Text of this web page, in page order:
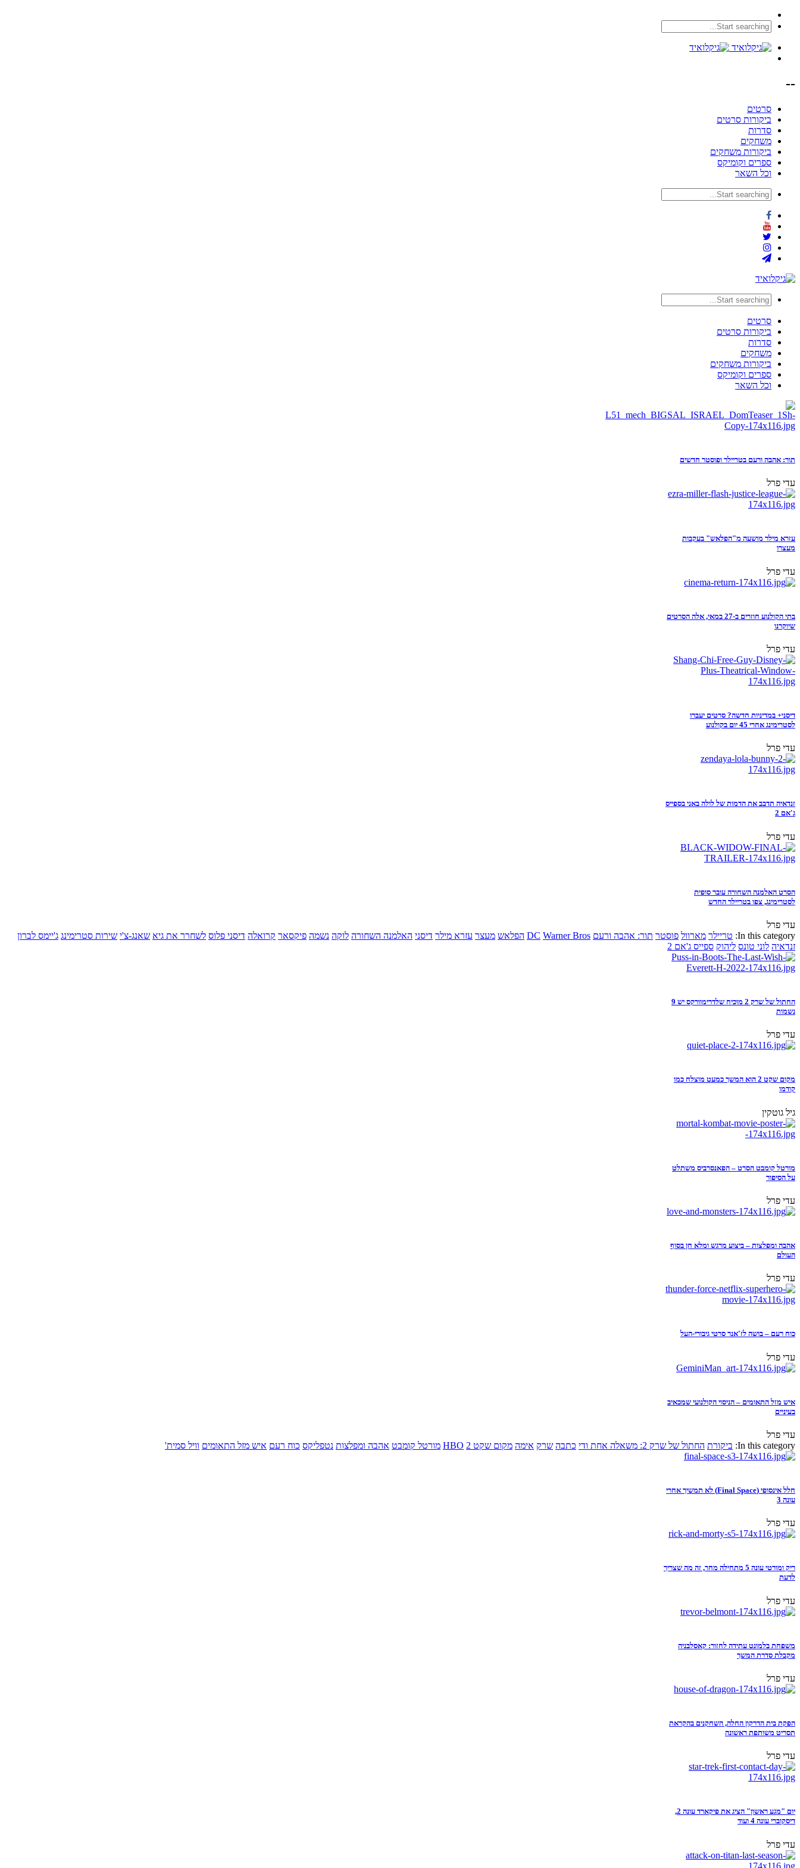
--
סרטים
ביקורות סרטים
סדרות
משחקים
ביקורות משחקים
ספרים וקומיקס
וכל השאר
סרטים
ביקורות סרטים
סדרות
משחקים
ביקורות משחקים
ספרים וקומיקס
וכל השאר
תור: אהבה ורעם בטריילר ופוסטר חדשים
עדי פרל
עזרא מילר מושעה מ"הפלאש" בעקבות
מעצרו
עדי פרל
בתי הקולנוע חוזרים ב-27 במאי, אלה הסרטים
שיוקרנו
עדי פרל
דיסני+ במדיניות חדשה? סרטים יעברו
לסטרימינג אחרי 45 יום בקולנוע
עדי פרל
זנדאיה תדבב את הדמות של לולה באני בספייס
ג'אם 2
עדי פרל
הסרט האלמנה השחורה עובר סופית
לסטרימינג, צפו בטריילר החדש
עדי פרל
In this category: טריילר מארוול פוסטר תור: אהבה ורעם DC Warner Bros הפלאש מעצר עזרא מילר דיסני האלמנה השחורה לוקה נשמה פיקסאר קרואלה דיסני פלוס לשחרר את גיא שאנג-צ'י שירות סטרימינג ג'יימס לברון
זנדאיה לוני טונס ליהוק ספייס ג'אם 2
החתול של שרק 2 מוכיח שלדרימוורקס יש 9
נשמות
עדי פרל
מקום שקט 2 הוא המשך כמעט מוצלח כמו
קודמו
גיל גוטקין
מורטל קומבט הסרט – הפאנסרביס משתלט
על הסיפור
עדי פרל
אהבה ומפלצות – ביצוע מרגש ומלא חן בסוף
העולם
עדי פרל
כוח רעם – בושה לז'אנר סרטי גיבורי-העל
עדי פרל
איש מזל התאומים – הניסוי הקולנועי שמכאיב
בעיניים
עדי פרל
In this category: ביקורת החתול של שרק 2: משאלה אחת ודי כתבה שרק אימה מקום שקט 2 HBO מורטל קומבט אהבה ומפלצות נטפליקס כוח רעם איש מזל התאומים וויל סמית'
חלל אינסופי (Final Space) לא תמשיך אחרי
עונה 3
עדי פרל
ריק ומורטי עונה 5 מתחילה מחר, זה מה שצריך
לדעת
עדי פרל
משפחת בלמונט עתידה לחזור: קאסלבניה
מקבלת סדרת המשך
עדי פרל
הפקת בית הדרקון החלה, השחקנים בהקראת
תסריט משותפת ראשונה
עדי פרל
יום "מגע ראשון" הציג את פיקארד עונה 2,
דיסקוברי עונה 4 ועוד
עדי פרל